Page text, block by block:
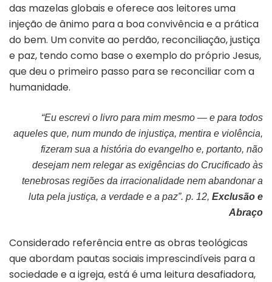
das mazelas globais e oferece aos leitores uma
injeção de ânimo para a boa convivência e a prática
do bem. Um convite ao perdão, reconciliação, justiça
e paz, tendo como base o exemplo do próprio Jesus,
que deu o primeiro passo para se reconciliar com a
humanidade.
“Eu escrevi o livro para mim mesmo — e para todos
aqueles que, num mundo de injustiça, mentira e violência,
fizeram sua a história do evangelho e, portanto, não
desejam nem relegar as exigências do Crucificado às
tenebrosas regiões da irracionalidade nem abandonar a
luta pela justiça, a verdade e a paz”. p. 12, Exclusão e
Abraço
Considerado referência entre as obras teológicas
que abordam pautas sociais imprescindíveis para a
sociedade e a igreja, está é uma leitura desafiadora,